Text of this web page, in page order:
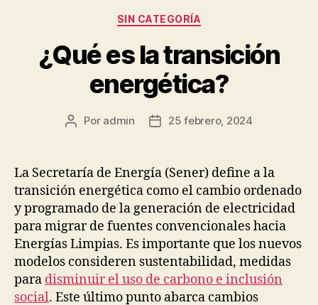
Categorías
SIN CATEGORÍA
¿Qué es la transición
energética?
Autor
publicación
Por admin
Fecha
publicación
25 febrero, 2024
La Secretaría de Energía (Sener) define a la
transición energética como el cambio ordenado
y programado de la generación de electricidad
para migrar de fuentes convencionales hacia
Energías Limpias. Es importante que los nuevos
modelos consideren sustentabilidad, medidas
para disminuir el uso de carbono e inclusión
social. Este último punto abarca cambios